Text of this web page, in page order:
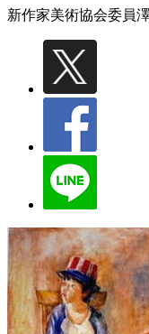
新作家美術協会委員